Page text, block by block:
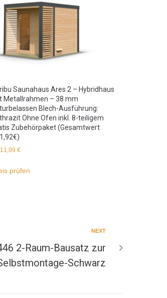
Saunahaus Ares 2 – Hybridhaus
Metallrahmen – 38 mm
Blech-Ausführung:
Ohne Ofen inkl. 8-teiligem
Zubehörpaket (Gesamtwert
€
prüfen
NEXT
2-Raum-Bausatz zur
Schwarz